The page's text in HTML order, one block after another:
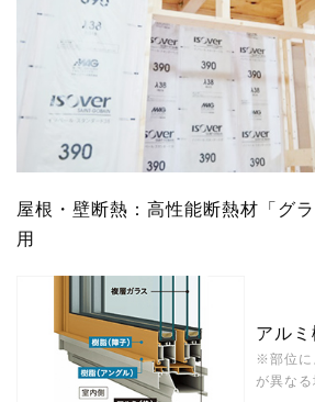
屋根・壁断熱：高性能断熱材「グ
用
アル
※部位に
が異なる